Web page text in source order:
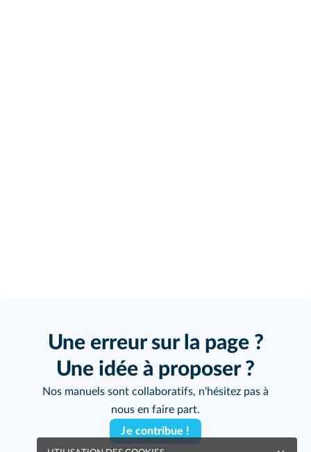
Une erreur sur la page ?
Une idée à proposer ?
Nos manuels sont collaboratifs, n'hésitez pas à
nous en faire part.
Je contribue !